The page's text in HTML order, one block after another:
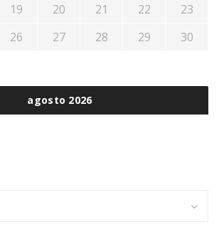
agosto 2026
19 20 21 22
23
26 27 28 29
30